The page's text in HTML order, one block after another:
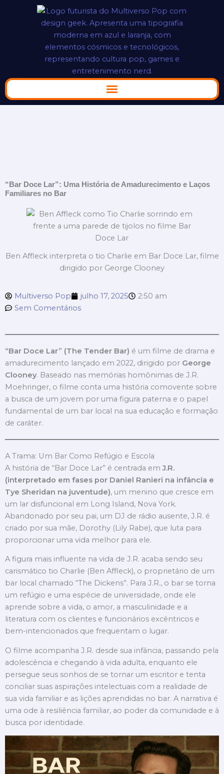
“Bar Doce Lar”: Uma História de Amadurecimento e Laços
Familiares no Bar
Ben Affleck interpreta o tio Charlie em Bar Doce Lar, filme
dirigido por George Clooney
Multiverso Pop julho 17, 2025
2:50 am
Sem Comentários
“Bar Doce Lar” (The Tender Bar) é um filme de drama e
amadurecimento lançado em 2022, dirigido por George
Clooney. Baseado nas memórias homônimas de J.R.
Moehringer, o filme conta uma história comovente sobre
a busca de um jovem por uma figura paterna e o papel
fundamental de um bar local na sua educação e formação
de caráter.
A Trama: Um Bar Como Refúgio e Escola
A história de “Bar Doce Lar” é centrada emJ.R.
(interpretado em fases por Daniel Ranieri na infância e
Tye Sheridan na juventude), um menino que cresce em
um lar disfuncional em Long Island, Nova York.
Abandonado por seu pai, um DJ de rádio ausente, J.R. é
criado por sua mãe, Dorothy (Lily Rabe), que luta para
proporcionar uma vida melhor para ele.
A figura mais influente na vida de J.R. acaba sendo seu
carismático tio Charlie (Ben Affleck), o proprietário de um
bar local chamado “The Dickens”. Para J.R., o bar se torna
um refúgio e uma espécie de universidade, onde ele
aprende sobre a vida, o amor, a masculinidade e a
literatura com os clientes e funcionários excêntricos e
bem-intencionados que frequentam o lugar.
O filme acompanha J.R. desde sua infância, passando pela
adolescência e chegando à vida adulta, enquanto ele
persegue seus sonhos de se tornar um escritor e tenta
conciliar suas aspirações intelectuais com a realidade de
sua vida familiar e as lições aprendidas no bar. A narrativa é
uma ode à resiliência familiar, ao poder da comunidade e à
busca por identidade.